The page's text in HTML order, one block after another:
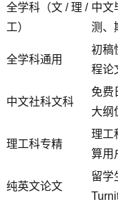
全学科（文 / 理 /
工）
中文
测、
全学科通用
初稿
程论
中文社科文科
免费
大纲
理工科专精
理工
算用
纯英文论文
留学